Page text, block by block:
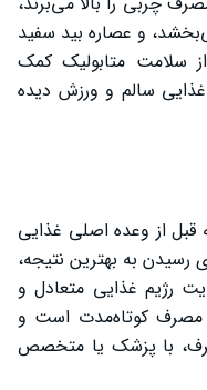
و عصاره بید سفید
سلامت متابولیک کمک
غذایی سالم و ورزش دیده
کپسول را ۲۰ تا ۳۰ دقیقه قبل از وعده اصلی غذایی
رسیدن به بهترین نتیجه،
رژیم غذایی متعادل و
مصرف کوتاه‌مدت است و
با پزشک یا متخصص